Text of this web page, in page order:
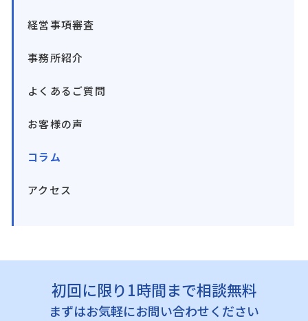
経営事項審査
事務所紹介
よくあるご質問
お客様の声
コラム
アクセス
初回に限り1時間まで相談無料
まずはお気軽にお問い合わせください